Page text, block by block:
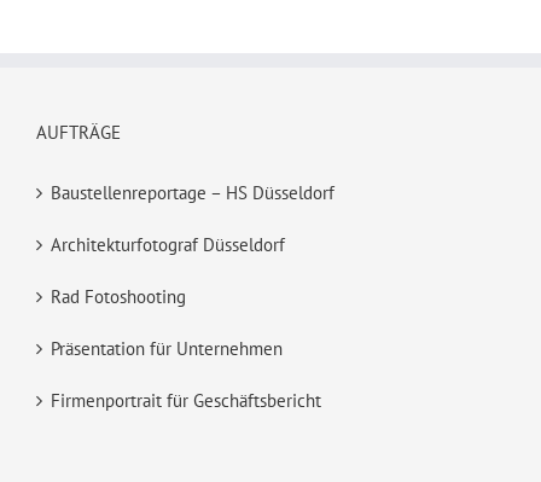
AUFTRÄGE
Baustellenreportage – HS Düsseldorf
Architekturfotograf Düsseldorf
Rad Fotoshooting
Präsentation für Unternehmen
Firmenportrait für Geschäftsbericht